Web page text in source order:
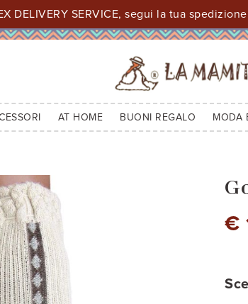
DELIVERY SERVICE, segui la tua
AT HOME BUONI REGALO MODA
€